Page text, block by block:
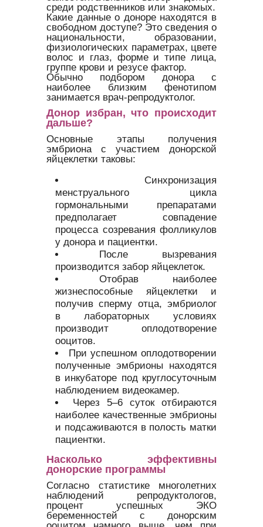
среди родственников или знакомых.
Какие данные о доноре находятся в
свободном доступе? Это сведения о
национальности, образовании,
физиологических параметрах, цвете
волос и глаз, форме и типе лица,
группе крови и резусе фактор.
Обычно подбором донора с
наиболее близким фенотипом
занимается врач-репродуктолог.
Донор избран, что происходит
дальше?
Основные этапы получения
эмбриона с участием донорской
яйцеклетки таковы:
Синхронизация
менструального цикла
гормональными препаратами
предполагает совпадение
процесса созревания фолликулов
у донора и пациентки.
После вызревания
производится забор яйцеклеток.
Отобрав наиболее
жизнеспособные яйцеклетки и
получив сперму отца, эмбриолог
в лабораторных условиях
производит оплодотворение
ооцитов.
При успешном оплодотворении
полученные эмбрионы находятся
в инкубаторе под круглосуточным
наблюдением видеокамер.
Через 5–6 суток отбираются
наиболее качественные эмбрионы
и подсаживаются в полость матки
пациентки.
Насколько эффективны
донорские программы
Согласно статистике многолетних
наблюдений репродуктологов,
процент успешных ЭКО
беременностей с донорским